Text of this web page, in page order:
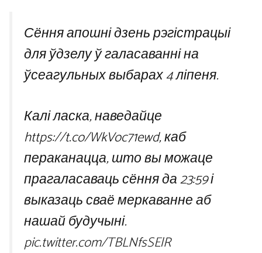
Сёння апошні дзень рэгістрацыі
для ўдзелу ў галасаванні на
ўсеагульных выбарах 4 ліпеня.
Калі ласка, наведайце
https://t.co/WkVoc71ewd, каб
пераканацца, што вы можаце
прагаласаваць сёння да 23:59 і
выказаць сваё меркаванне аб
нашай будучыні.
pic.twitter.com/TBLNfsSElR